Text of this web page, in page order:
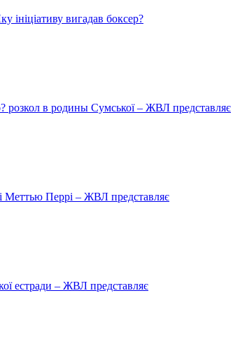
ініціативу вигадав боксер?
розкол в родины Сумської – ЖВЛ представляє
Меттью Перрі – ЖВЛ представляє
естради – ЖВЛ представляє